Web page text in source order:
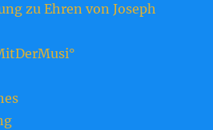
zu Ehren von Joseph